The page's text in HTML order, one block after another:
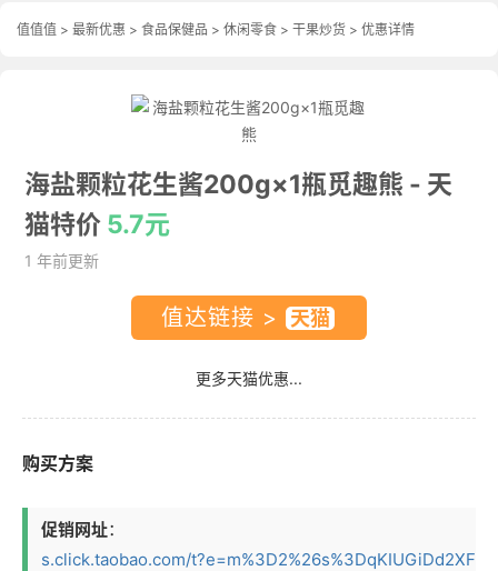
值值值 > 最新优惠 > 食品保健品 > 休闲零食 > 干果炒货 > 优惠详情
海盐颗粒花生酱200g×1瓶觅趣熊 - 天
猫特价 5.7元
1 年前更新
值达链接 >
更多天猫优惠...
购买方案
促销网址：
s.click.taobao.com/